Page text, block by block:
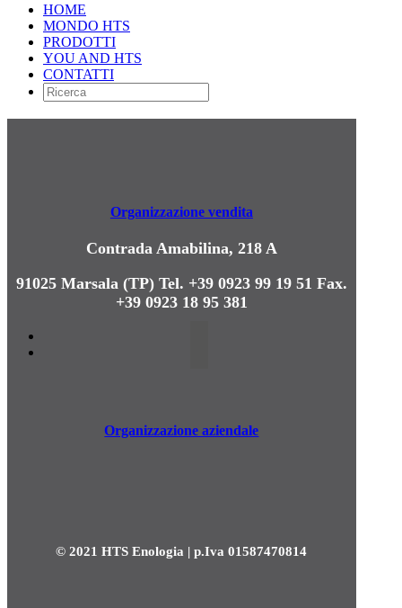
HOME
MONDO HTS
PRODOTTI
YOU AND HTS
CONTATTI
Organizzazione vendita
Contrada Amabilina, 218 A
91025 Marsala (TP)Tel. +39 0923 99 19 51 Fax.
+39 0923 18 95 381
Organizzazione aziendale
© 2021 HTS Enologia | p.Iva 01587470814